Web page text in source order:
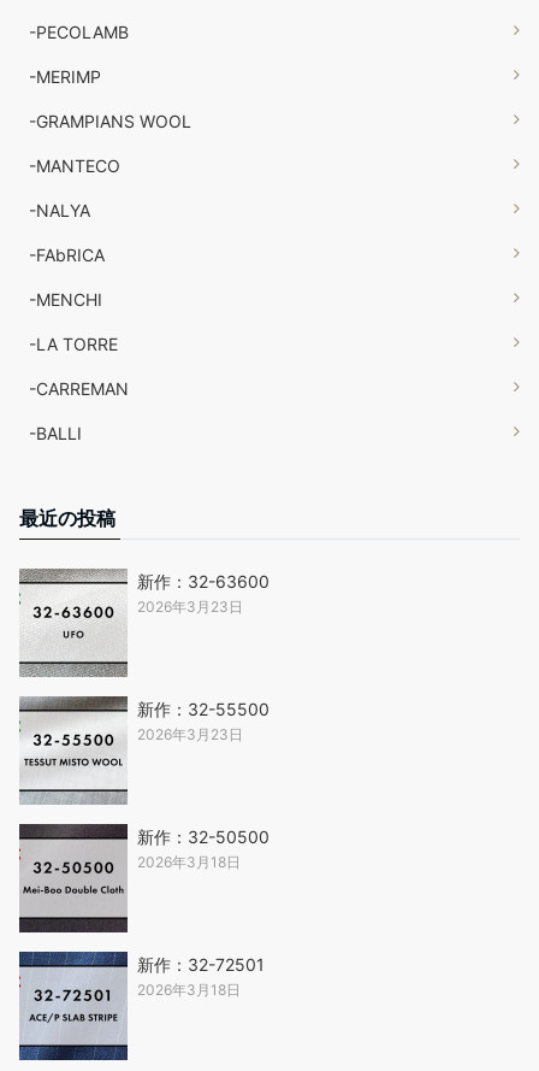
-PECOLAMB
-MERIMP
-GRAMPIANS WOOL
-MANTECO
-NALYA
-FAbRICA
-MENCHI
-LA TORRE
-CARREMAN
-BALLI
最近の投稿
新作：32-63600
2026年3月23日
新作：32-55500
2026年3月23日
新作：32-50500
2026年3月18日
新作：32-72501
2026年3月18日